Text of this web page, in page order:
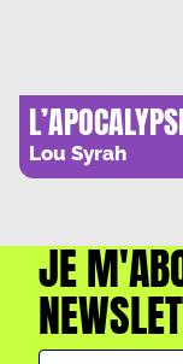
Lou Syrah
JE